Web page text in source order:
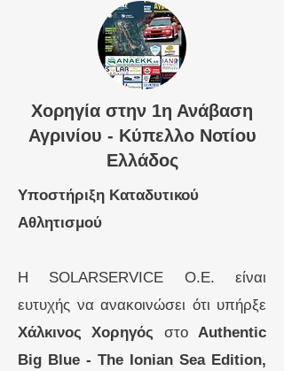
Χορηγία στην 1η Ανάβαση
Αγρινίου - Κύπελλο Νοτίου
Ελλάδος
Υποστήριξη Καταδυτικού
Αθλητισμού
Η SOLARSERVICE O.E. είναι
ευτυχής να ανακοινώσει ότι υπήρξε
Χάλκινος Χορηγός στοAuthentic
Big Blue - The Ionian Sea Edition,